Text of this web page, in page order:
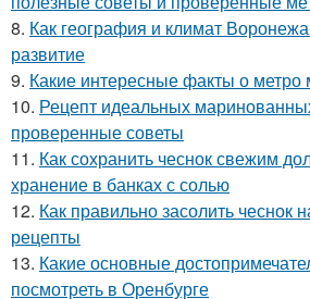
8. Как география и климат
развитие
9. Какие интересные факты о метро
10. Рецепт идеальных
проверенные советы
11. Как сохранить чеснок свежим
хранение в банках с солью
12. Как правильно засолить чеснок
рецепты
13. Какие основные
посмотреть в Оренбурге